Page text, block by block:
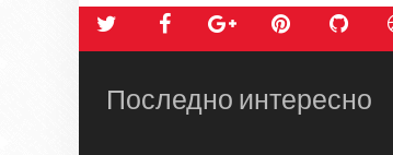
Последно интересно